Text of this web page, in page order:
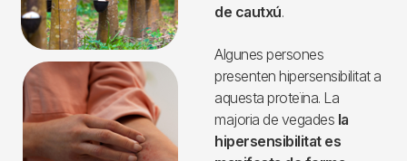
de cautxú.
Algunes persones
presenten hipersensibilitat a
aquesta proteïna. La
majoria de vegades la
hipersensibilitat es